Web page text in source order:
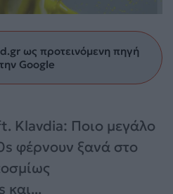
ως προτεινόμενη πηγή
Google
Klavdia: Ποιο μεγάλο
φέρνουν ξανά στο
και...